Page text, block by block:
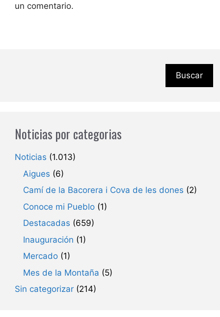
un comentario.
Buscar
Noticias por categorias
Noticias (1.013)
Aigues (6)
Camí de la Bacorera i Cova de les dones (2)
Conoce mi Pueblo (1)
Destacadas (659)
Inauguración (1)
Mercado (1)
Mes de la Montaña (5)
Sin categorizar (214)